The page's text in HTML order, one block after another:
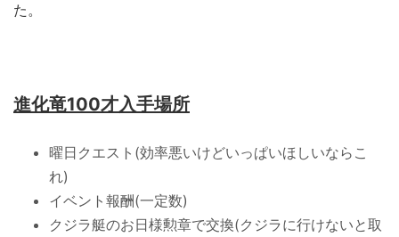
た。
進化竜100才入手場所
曜日クエスト(効率悪いけどいっぱいほしいならこ
れ)
イベント報酬(一定数)
クジラ艇のお日様勲章で交換(クジラに行けないと取